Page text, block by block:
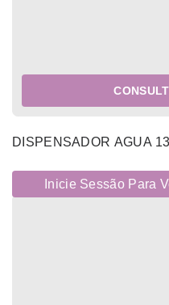
DISPENSADOR AGUA
Inicie Sessão Para